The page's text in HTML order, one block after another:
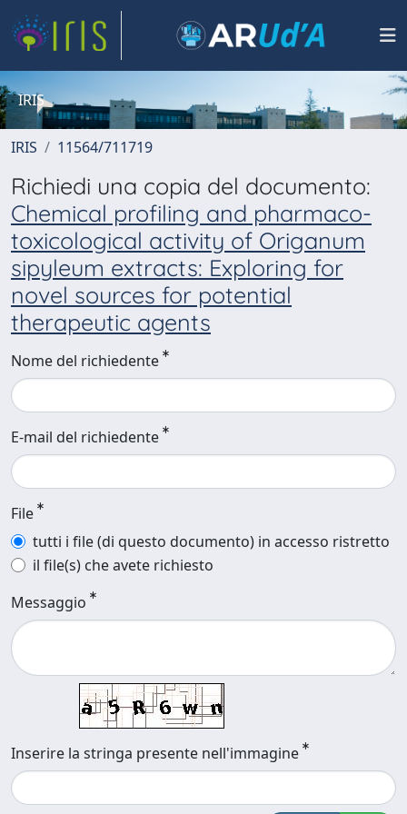
IRIS
IRIS 11564/711719
Richiedi una copia del documento:
Chemical profiling and pharmaco-
toxicological activity of Origanum
sipyleum extracts: Exploring for
novel sources for potential
therapeutic agents
Nome del richiedente
E-mail del richiedente
File
tutti i file (di questo documento) in accesso ristretto
il file(s) che avete richiesto
Messaggio
Inserire la stringa presente nell'immagine